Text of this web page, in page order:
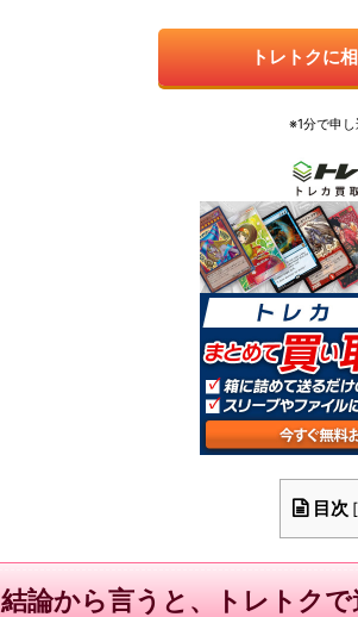
トレトクに
※1分で申
目次 [
結論から言うと、トレトク